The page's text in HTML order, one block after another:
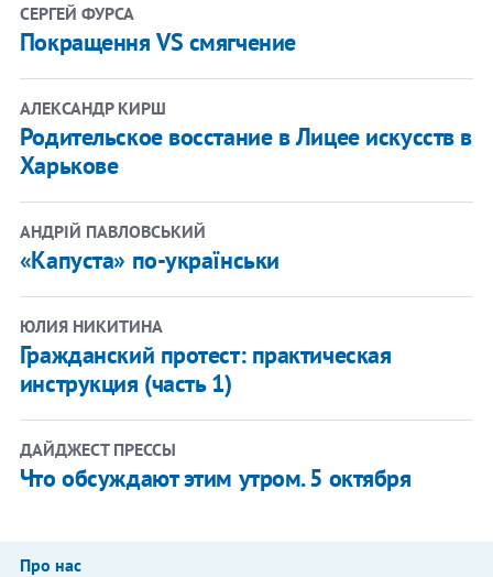
СЕРГЕЙ ФУРСА
Покращення VS смягчение
АЛЕКСАНДР КИРШ
Родительское восстание в Лицее искусств в
Харькове
АНДРІЙ ПАВЛОВСЬКИЙ
«Капуста» по-українськи
ЮЛИЯ НИКИТИНА
Гражданский протест: практическая
инструкция (часть 1)
ДАЙДЖЕСТ ПРЕССЫ
Что обсуждают этим утром. 5 октября
Про нас